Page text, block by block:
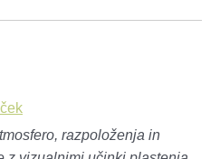
razpoloženja in